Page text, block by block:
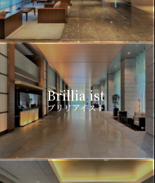
Brillia ist
ブリリアイスト